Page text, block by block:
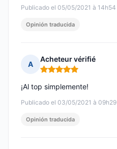
Publicado el 05/05/2021 à 14h54
Opinión traducida
A
Acheteur vérifié
Nota: 5 de 5
Publicado el 03/05/2021 à 09h29
¡Al top simplemente!
Opinión traducida